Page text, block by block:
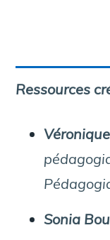
Ressources
Sonia